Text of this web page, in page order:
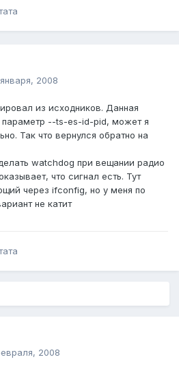
2008
из исходников. Данная
параметр --ts-es-id-pid, может я
Так что вернулся обратно на
watchdog при вещании радио
что сигнал есть. Тут
через ifconfig, но у меня по
не катит
2008